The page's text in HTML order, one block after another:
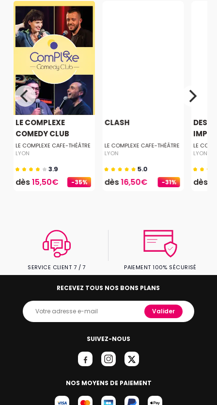
-35%
LE COMPLEXE
COMEDY CLUB
LE COMPLEXE CAFE-THÉÂTRE
LYON
3.9
dès15,50€ -31%
CLASH
LE COMPLEXE CAFE-THÉÂTRE
LYON
5.0
dès16,50€
LE
LYON
dès
SERVICE CLIENT 7 / 7 PAIEMENT 100% SÉCURISÉ
SUIVEZ-NOUS
NOS MOYENS DE PAIEMENT
RECEVEZ TOUS NOS BONS PLANS
Valider